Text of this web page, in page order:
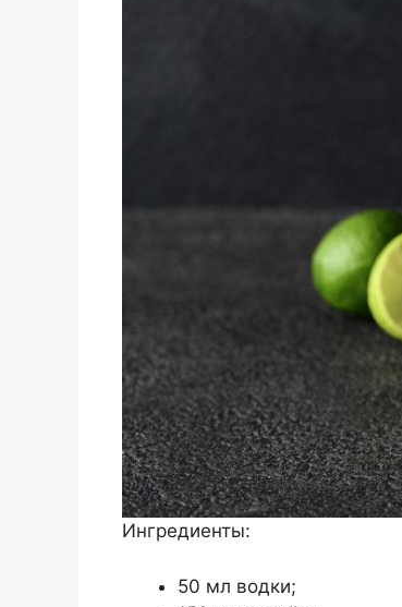
Ингредиенты:
50 мл водки;